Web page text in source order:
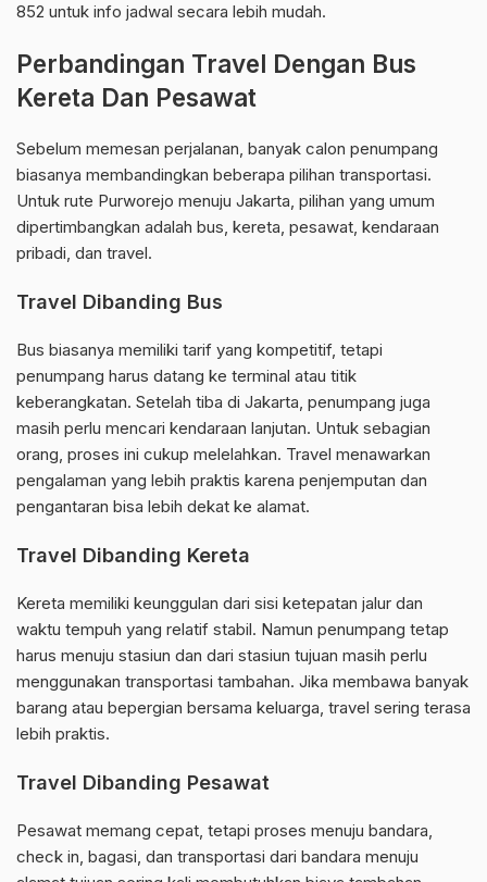
852 untuk info jadwal secara lebih mudah.
Perbandingan Travel Dengan Bus
Kereta Dan Pesawat
Sebelum memesan perjalanan, banyak calon penumpang
biasanya membandingkan beberapa pilihan transportasi.
Untuk rute Purworejo menuju Jakarta, pilihan yang umum
dipertimbangkan adalah bus, kereta, pesawat, kendaraan
pribadi, dan travel.
Travel Dibanding Bus
Bus biasanya memiliki tarif yang kompetitif, tetapi
penumpang harus datang ke terminal atau titik
keberangkatan. Setelah tiba di Jakarta, penumpang juga
masih perlu mencari kendaraan lanjutan. Untuk sebagian
orang, proses ini cukup melelahkan. Travel menawarkan
pengalaman yang lebih praktis karena penjemputan dan
pengantaran bisa lebih dekat ke alamat.
Travel Dibanding Kereta
Kereta memiliki keunggulan dari sisi ketepatan jalur dan
waktu tempuh yang relatif stabil. Namun penumpang tetap
harus menuju stasiun dan dari stasiun tujuan masih perlu
menggunakan transportasi tambahan. Jika membawa banyak
barang atau bepergian bersama keluarga, travel sering terasa
lebih praktis.
Travel Dibanding Pesawat
Pesawat memang cepat, tetapi proses menuju bandara,
check in, bagasi, dan transportasi dari bandara menuju